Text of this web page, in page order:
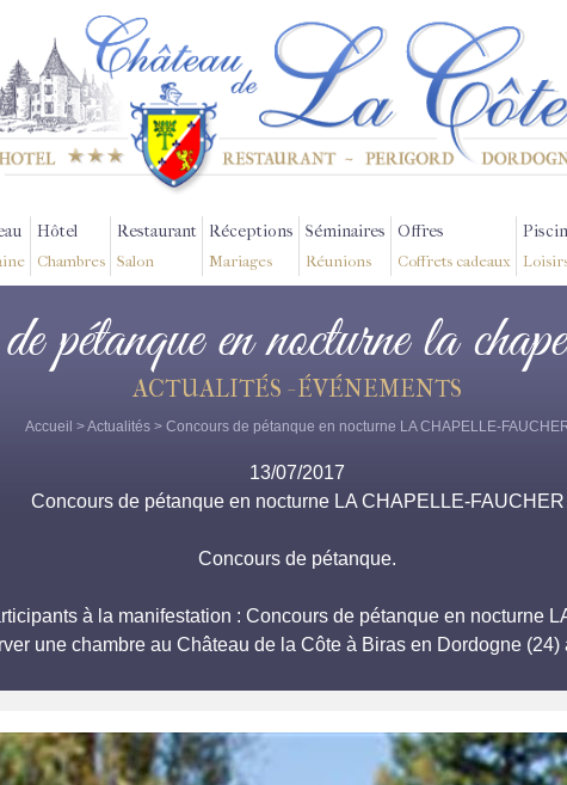
Hôtel
Chambres
Restaurant
Salon
Réceptions
Mariages
Séminaires
Réunions
Offres
Coffrets cadeaux
pétanque en nocturne la
ACTUALITÉS - ÉVÉNEMENTS
Accueil >Actualités> Concours de pétanque en nocturne LA CHAPELLE-
13/07/2017
Concours de pétanque en nocturne LA CHAPELLE-FAUCHER
Concours de pétanque.
à la manifestation : Concours de pétanque en nocturne
une chambre au Château de la Côte à Biras en Dordogne (24)